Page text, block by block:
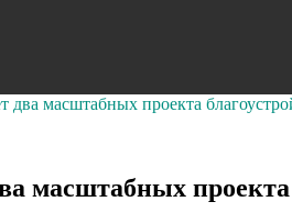
масштабных проекта
масштабных проекта